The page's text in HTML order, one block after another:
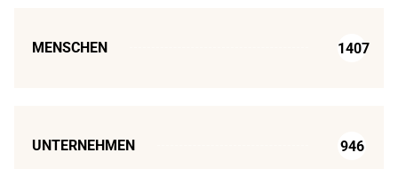
MENSCHEN 1407
UNTERNEHMEN 946